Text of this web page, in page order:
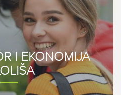
I EKONOMIJA